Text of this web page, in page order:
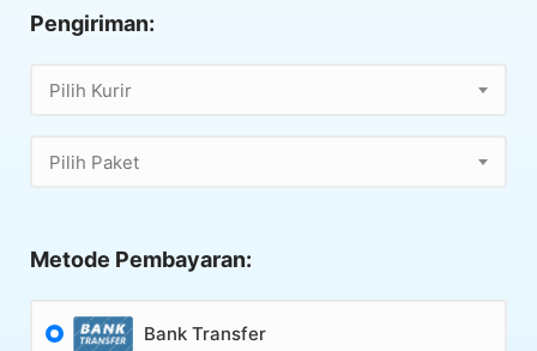
Pengiriman:
Pilih Kurir
Pilih Paket
Metode Pembayaran:
Bank Transfer